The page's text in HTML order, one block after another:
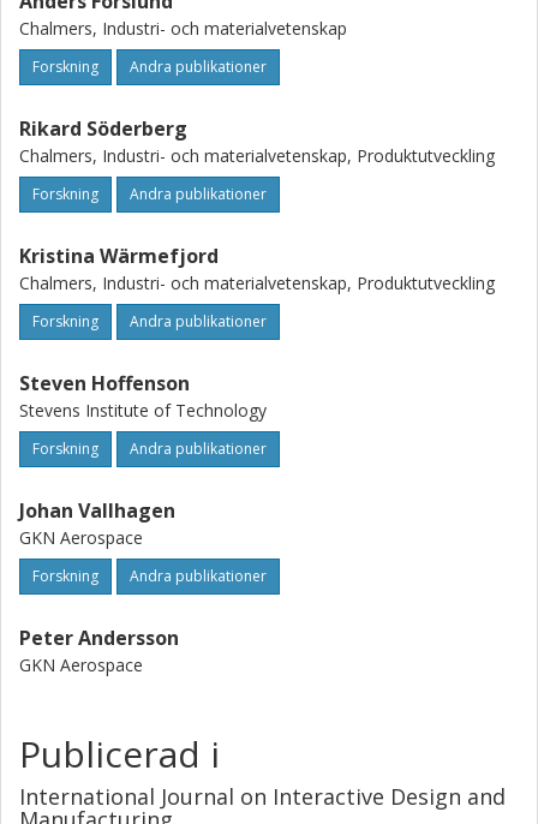
Chalmers, Industri- och materialvetenskap
Forskning Andra publikationer
Rikard Söderberg
Chalmers, Industri- och materialvetenskap, Produktutveckling
Forskning Andra publikationer
Kristina Wärmefjord
Chalmers, Industri- och materialvetenskap, Produktutveckling
Forskning Andra publikationer
Steven Hoffenson
Stevens Institute of Technology
Forskning Andra publikationer
Johan Vallhagen
GKN Aerospace
Forskning Andra publikationer
Peter Andersson
GKN Aerospace
Publicerad i
International Journal on Interactive Design and